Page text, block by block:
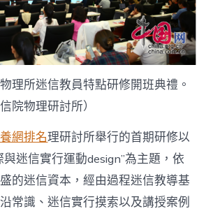
理所迷信教員特點研修開班典禮。
院物理研討所）
網排名理研討所舉行的首期研修以
迷信實行運動design”為主題，依
的迷信資本，經由過程迷信教導基
常識、迷信實行摸索以及講授案例